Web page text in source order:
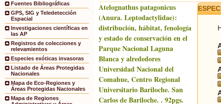
Fuentes Bibliográficas
GPS, SIG y Teledetección
Espacial
Investigaciones científicas en
las AP
Registros de colecciones y
relevamientos
Especies exóticas invasoras
Listado de Áreas Protegidas
Nacionales
Mapa de Eco-Regiones y
Áreas Protegidas Nacionales
Mapa de Regiones
Atelognathus patagonicus
(Anura. Leptodactylidae):
distribución, hábitat, fenología
y estado de conservación en el
Parque Nacional Laguna
Blanca y alrededores
Universidad Nacional del
Comahue, Centro Regional
Universitario Bariloche. San
Carlos de Bariloche. . 92pgs.